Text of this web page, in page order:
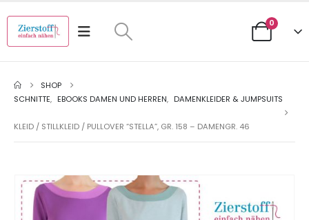
0
SHOP
SCHNITTE, EBOOKS DAMEN UND HERREN, DAMENKLEIDER & JUMPSUITS
KLEID / STILLKLEID / PULLOVER “STELLA”, GR. 158 – DAMENGR. 46